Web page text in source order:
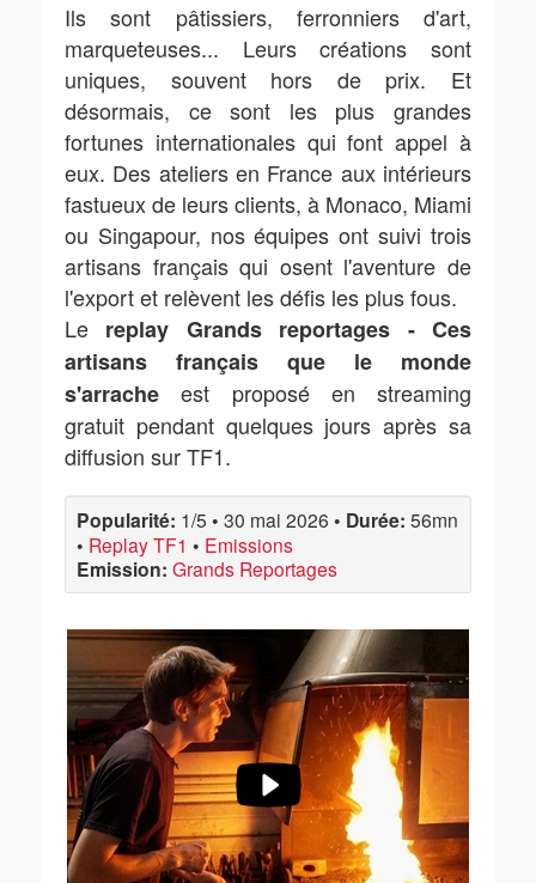
Ils sont pâtissiers, ferronniers d'art,
marqueteuses... Leurs créations sont
uniques, souvent hors de prix. Et
désormais, ce sont les plus grandes
fortunes internationales qui font appel à
eux. Des ateliers en France aux intérieurs
fastueux de leurs clients, à Monaco, Miami
ou Singapour, nos équipes ont suivi trois
artisans français qui osent l'aventure de
l'export et relèvent les défis les plus fous.
Le replay Grands reportages - Ces
artisans français que le monde
s'arrache est proposé en streaming
gratuit pendant quelques jours après sa
diffusion sur TF1.
Popularité: 1/5 • 30 mai 2026 • Durée: 56mn
• Replay TF1 • Emissions
Emission: Grands Reportages